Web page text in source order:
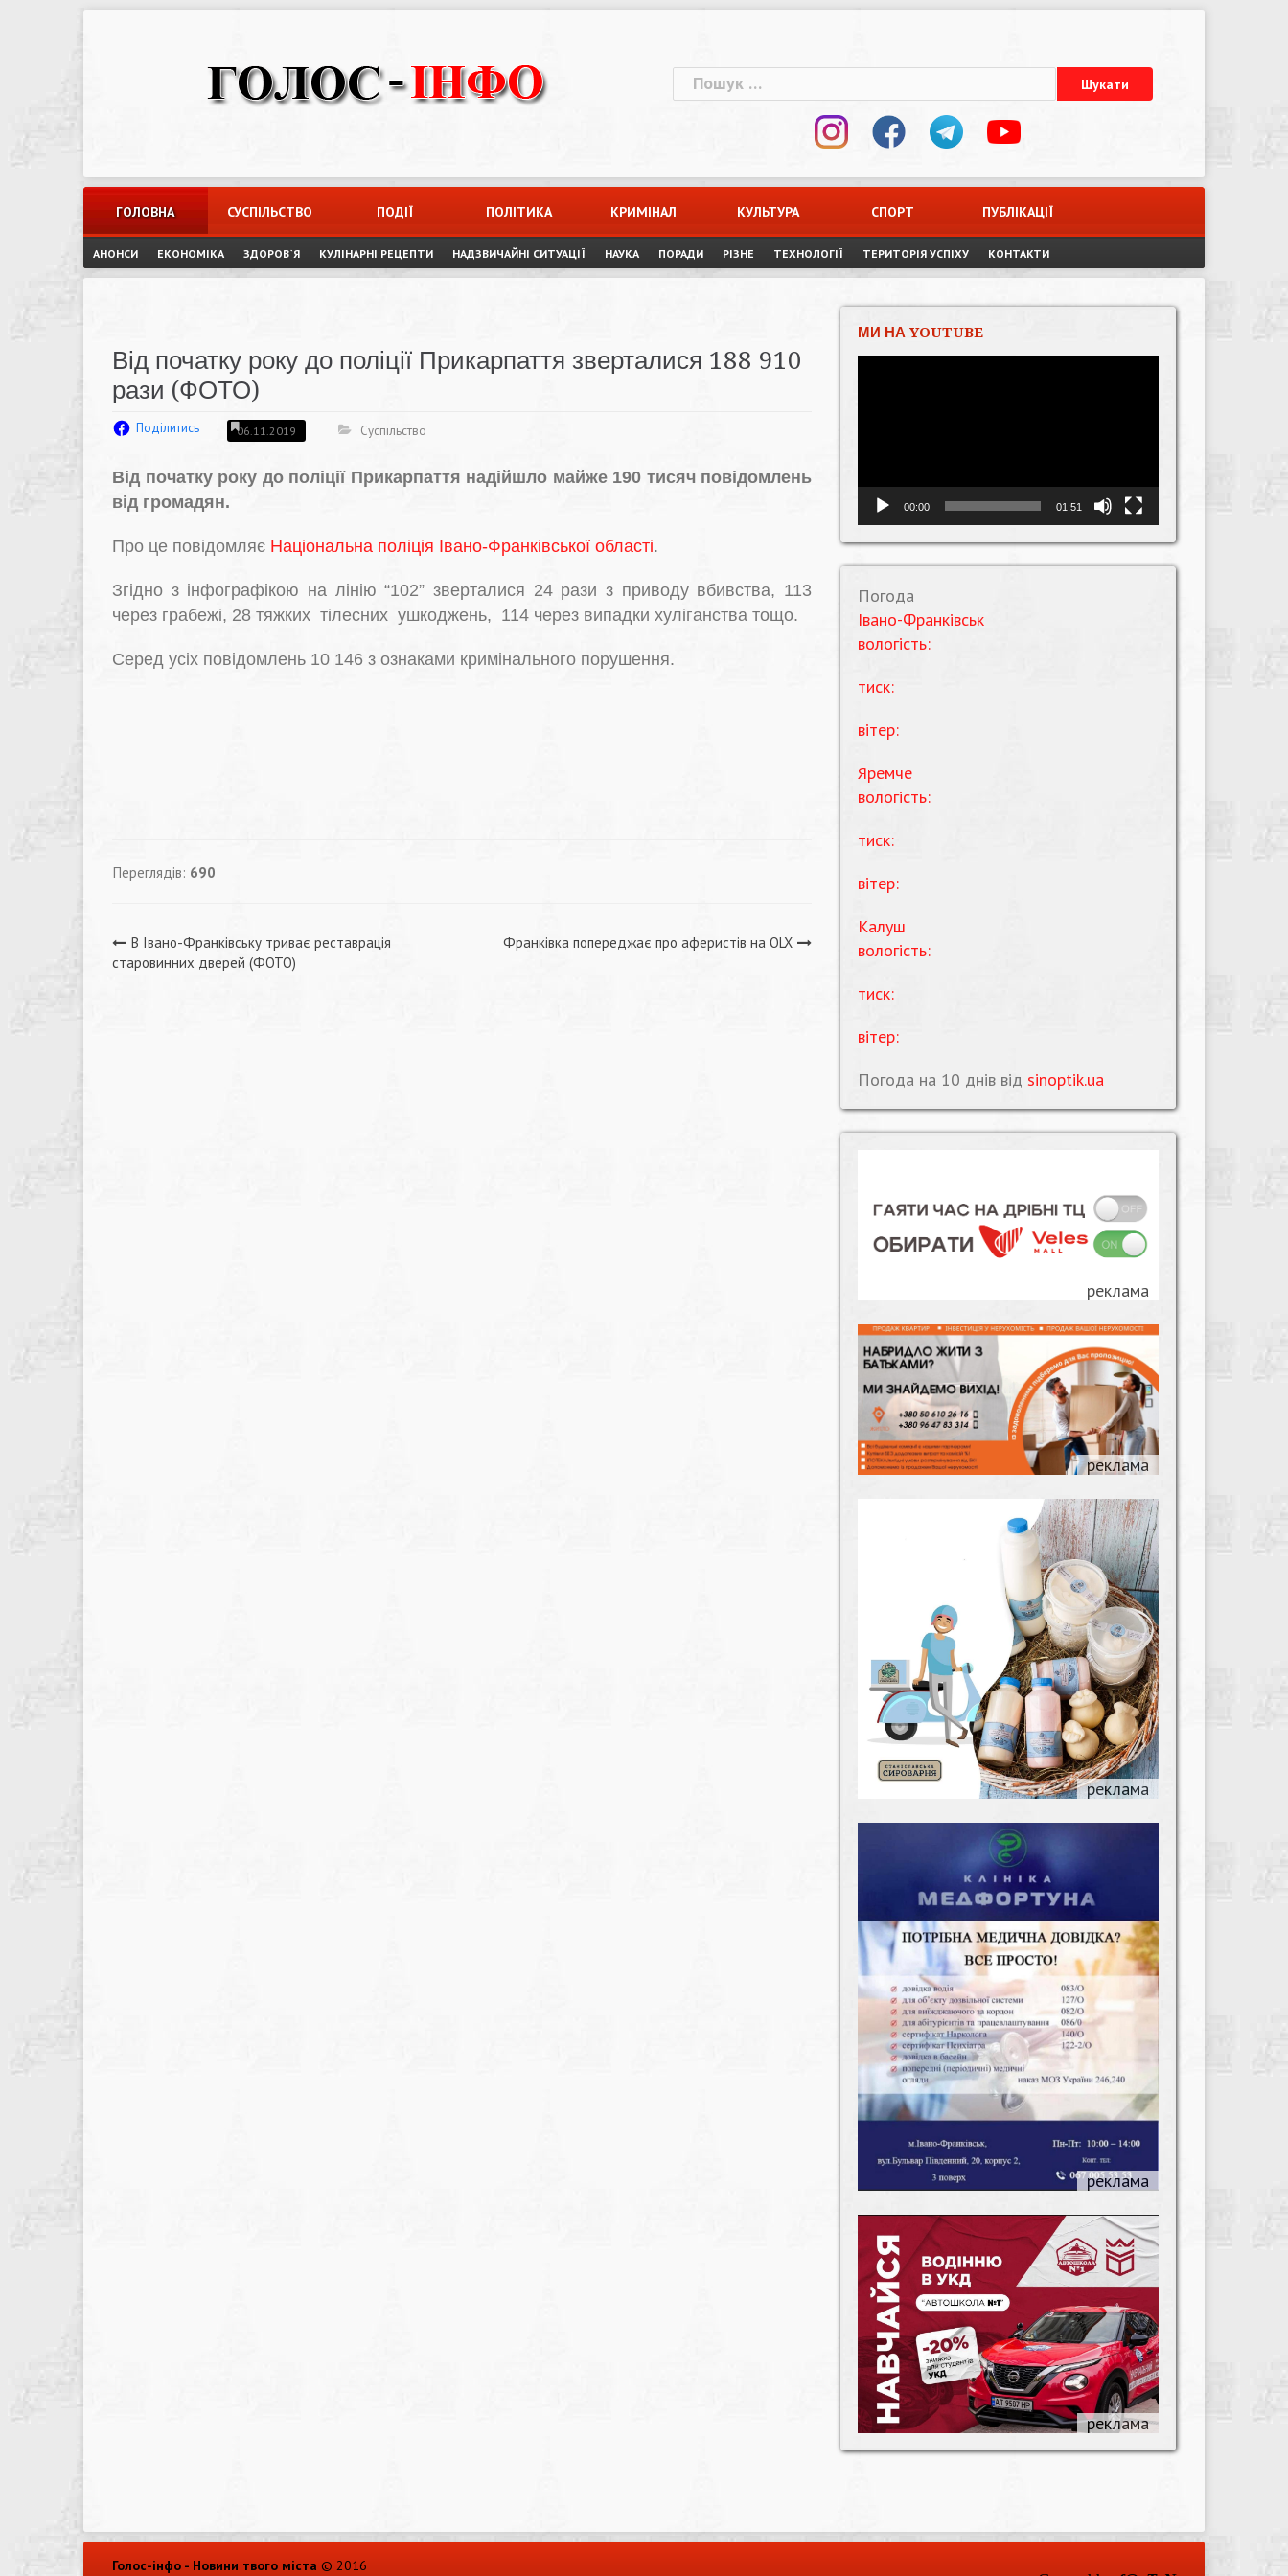
Пошук:
ГОЛОВНА СУСПІЛЬСТВО ПОДІЇ ПОЛІТИКА КРИМІНАЛ КУЛЬТУРА СПОРТ ПУБЛІКАЦІЇ
АНОНСИ ЕКОНОМІКА ЗДОРОВ`Я КУЛІНАРНІ РЕЦЕПТИ НАДЗВИЧАЙНІ СИТУАЦІЇ НАУКА ПОРАДИ РІЗНЕ ТЕХНОЛОГІЇ ТЕРИТОРІЯ УСПІХУ КОНТАКТИ
Від початку року до поліції Прикарпаття зверталися 188 910
рази (ФОТО)
Поділитись 06.11.2019 Суспільство
Від початку року до поліції Прикарпаття надійшло майже 190 тисяч повідомлень
від громадян.
Про це повідомляє Національна поліція Івано-Франківської області.
Згідно з інфографікою на лінію “102” зверталися 24 рази з приводу вбивства, 113
через грабежі, 28 тяжких тілесних ушкоджень, 114 через випадки хуліганства тощо.
Серед усіх повідомлень 10 146 з ознаками кримінального порушення.
Переглядів: 690
Навігація
В Івано-Франківську триває реставрація
старовинних дверей (ФОТО)
Франківка попереджає про аферистів на OLX
МИ НА YOUTUBE
00:00 01:51
Погода
Івано-Франківськ
вологість:
тиск:
вітер:
Яремче
вологість:
тиск:
вітер:
Калуш
вологість:
тиск:
вітер:
Погода на 10 днів від sinoptik.ua
Голос-інфо - Новини твого міста © 2016